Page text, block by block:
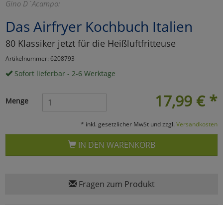
Gino D´Acampo:
Das Airfryer Kochbuch Italien
80 Klassiker jetzt für die Heißluftfritteuse
Artikelnummer: 6208793
Sofort lieferbar - 2-6 Werktage
17,99 € *
Menge
* inkl. gesetzlicher MwSt und zzgl. Versandkosten
IN DEN WARENKORB
Fragen zum Produkt
Umfragetools
zurückzu Haupptseite